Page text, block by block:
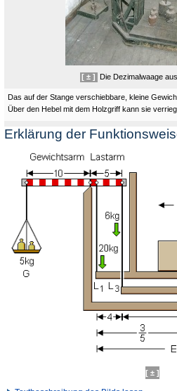
[ ± ] Die Dezimalwaage
Das auf der Stange verschiebbare, kleine
Über den Hebel mit dem Holzgriff kann sie
Erklärung der
[ ± ]